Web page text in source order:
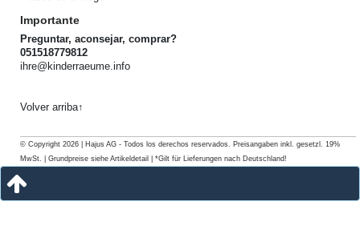
Importante
Preguntar, aconsejar, comprar?
051518779812
ihre@kinderraeume.info
Volver arriba↑
© Copyright 2026 | Hajus AG - Todos los derechos reservados. Preisangaben inkl. gesetzl. 19%
MwSt. | Grundpreise siehe Artikeldetail | *Gilt für Lieferungen nach Deutschland!